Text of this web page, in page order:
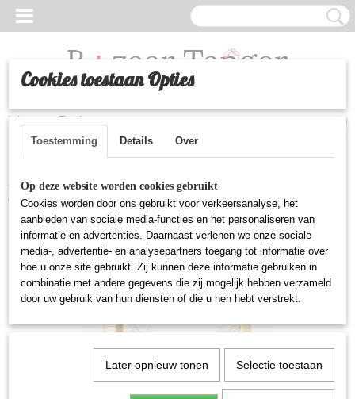
Inloggen Registreren
Home >Huishoudelijke artikelen>Kartonnen onderbord
hapjes/zoetigheid (klein) - Goud
Cookies toestaan Opties
Toestemming Details Over
Op deze website worden cookies gebruikt
Cookies worden door ons gebruikt voor verkeersanalyse, het
aanbieden van sociale media-functies en het personaliseren van
informatie en advertenties. Daarnaast verlenen we onze sociale
media-, advertentie- en analysepartners toegang tot informatie over
hoe u onze site gebruikt. Zij kunnen deze informatie gebruiken in
combinatie met andere gegevens die zij mogelijk hebben verzameld
door uw gebruik van hun diensten of die u hen hebt verstrekt.
Later opnieuw tonen Selectie toestaan